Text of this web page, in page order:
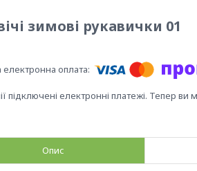
зимові рукавички 01
підключені електронні платежі. Тепер
Опис